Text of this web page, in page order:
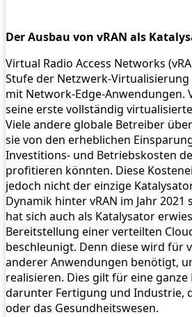
Der Ausbau von vRAN als
Virtual Radio Access Networks
Stufe der Netzwerk-
mit Network-Edge-Anwendungen.
seine erste vollständig
Viele andere globale Betreiber
sie von den erheblichen
Investitions- und Betriebskosten
profitieren könnten. Diese
jedoch nicht der einzige
Dynamik hinter vRAN im Jahr 2021
hat sich auch als Katalysator
Bereitstellung einer verteilten
beschleunigt. Denn diese wird für
anderer Anwendungen benötigt,
realisieren. Dies gilt für eine ganze
darunter Fertigung und Industrie,
oder das Gesundheitswesen.